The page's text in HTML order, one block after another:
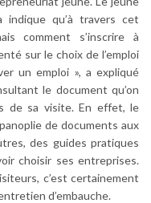
indique qu’à travers cet
comment s’inscrire à
sur le choix de l’emploi
un emploi », a expliqué
le document qu’on
de sa visite. En effet, le
de documents aux
des guides pratiques
choisir ses entreprises.
c’est certainement
d’embauche.